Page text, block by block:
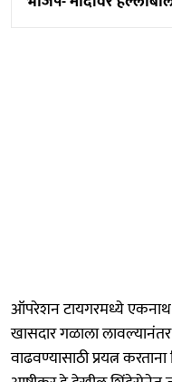
ऑपरेशन टायगरमध्ये एकनाथ
खासदार गळाला
वाढवण्यासाठी प्रयत्न